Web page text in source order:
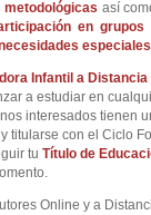
así
en
Infantil a Distancia
a estudiar en
interesados tienen
titularse con el Ciclo
tu Título de
Online y a